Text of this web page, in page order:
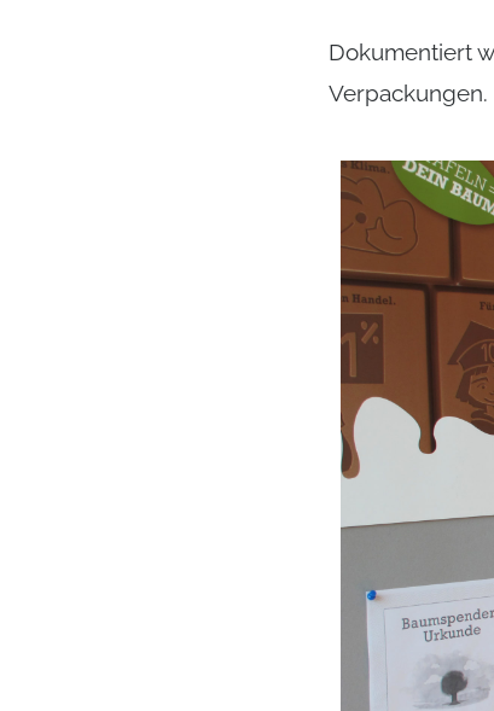
Dokumentiert